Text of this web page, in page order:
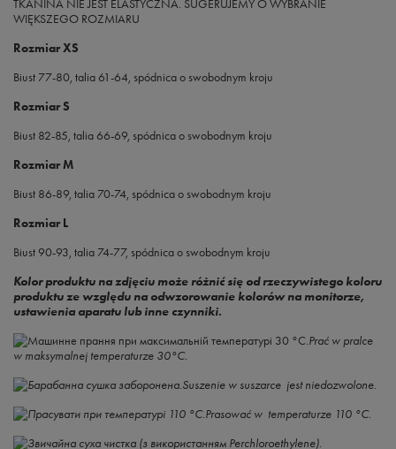
TKANINA NIE JEST ELASTYCZNA. SUGERUJEMY O WYBRANIE
WIĘKSZEGO ROZMIARU
Rozmiar XS
Biust 77-80, talia 61-64, spódnica o swobodnym kroju
Rozmiar S
Biust 82-85, talia 66-69, spódnica o swobodnym kroju
Rozmiar M
Biust 86-89, talia 70-74, spódnica o swobodnym kroju
Rozmiar L
Biust 90-93, talia 74-77, spódnica o swobodnym kroju
Kolor produktu na zdjęciu może różnić się od rzeczywistego koloru
produktu ze względu na odwzorowanie kolorów na monitorze,
ustawienia aparatu lub inne czynniki.
Prać w pralce
w maksymalnej temperaturze 30°C.
Suszenie w suszarce jest niedozwolone.
Prasować w temperaturze 110 °C.